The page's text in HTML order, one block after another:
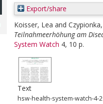
Export/share
Koisser, Lea and
Teilnahmeerhöhung am
System Watch 4, 10 p.
Text
hsw-health-system-watch-4-